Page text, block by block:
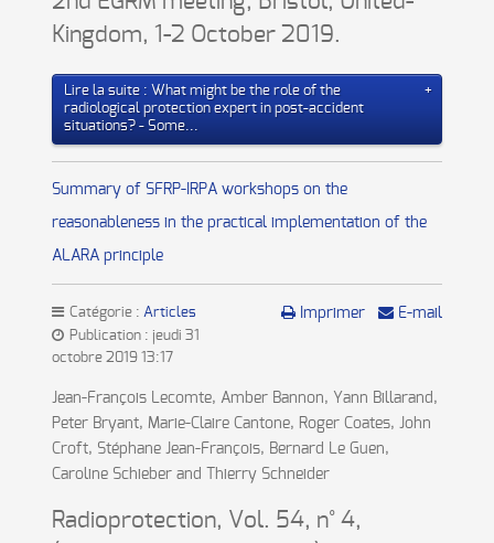
Kingdom, 1-2 October 2019.
Lire la suite : What might be the role of the
radiological protection expert in post-accident
situations? - Some...
Summary of SFRP-IRPA workshops on the
reasonableness in the practical implementation of the
ALARA principle
Imprimer E-mail
Catégorie : Articles
Publication : jeudi 31
octobre 2019 13:17
Jean-François Lecomte, Amber Bannon, Yann Billarand,
Peter Bryant, Marie-Claire Cantone, Roger Coates, John
Croft, Stéphane Jean-François, Bernard Le Guen,
Caroline Schieber and Thierry Schneider
Radioprotection, Vol. 54, n° 4,